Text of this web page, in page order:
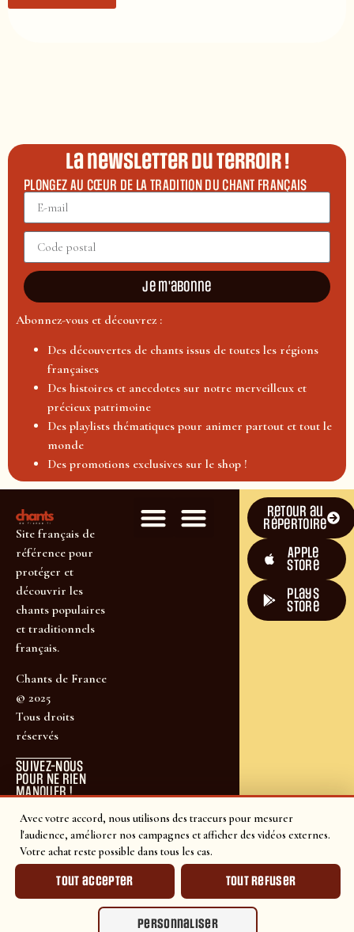
Avec votre accord, nous utilisons des traceurs pour mesurer
l'audience, améliorer nos campagnes et afficher des vidéos externes.
Votre achat reste possible dans tous les cas.
Tout accepter Tout refuser
Personnaliser
La newsletter du terroir !
PLONGEZ AU CŒUR DE LA TRADITION DU CHANT FRANÇAIS
Je m'abonne
Abonnez-vous et découvrez :
Des découvertes de chants issus de toutes les régions
françaises
Des histoires et anecdotes sur notre merveilleux et
précieux patrimoine
Des playlists thématiques pour animer partout et tout le
monde
Des promotions exclusives sur le shop !
Site français de
référence pour
protéger et
découvrir les
chants populaires
et traditionnels
français.
Chants de France
© 2025
Tous droits
réservés
SUIVEZ-NOUS
POUR NE RIEN
MANQUER !
Retour au
répertoire
Apple
Store
plays
store